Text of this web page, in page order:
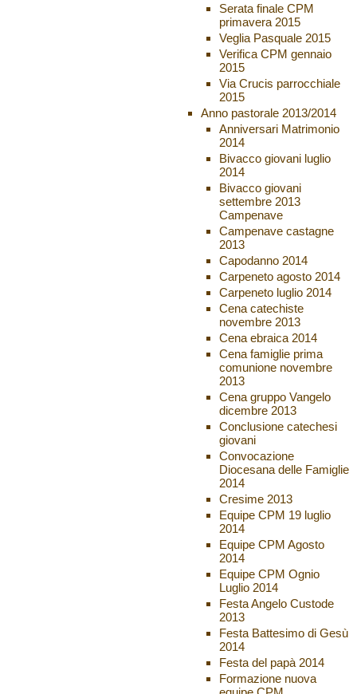
Serata finale CPM
primavera 2015
Veglia Pasquale 2015
Verifica CPM gennaio
2015
Via Crucis parrocchiale
2015
Anno pastorale 2013/2014
Anniversari Matrimonio
2014
Bivacco giovani luglio
2014
Bivacco giovani
settembre 2013
Campenave
Campenave castagne
2013
Capodanno 2014
Carpeneto agosto 2014
Carpeneto luglio 2014
Cena catechiste
novembre 2013
Cena ebraica 2014
Cena famiglie prima
comunione novembre
2013
Cena gruppo Vangelo
dicembre 2013
Conclusione catechesi
giovani
Convocazione
Diocesana delle Famiglie
2014
Cresime 2013
Equipe CPM 19 luglio
2014
Equipe CPM Agosto
2014
Equipe CPM Ognio
Luglio 2014
Festa Angelo Custode
2013
Festa Battesimo di Gesù
2014
Festa del papà 2014
Formazione nuova